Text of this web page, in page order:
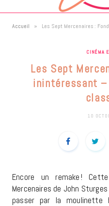
Accueil »
CINÉMA
Les Sept
inintéressant –
10
Encore un remake !
Mercenaires de John Sturges
passer par la moulinette